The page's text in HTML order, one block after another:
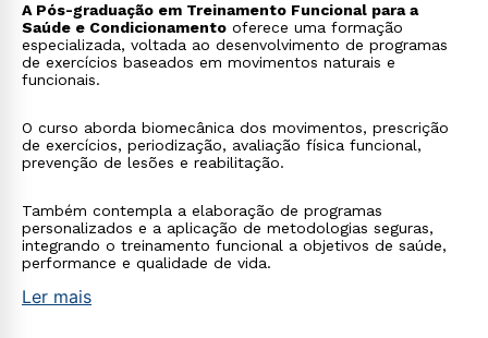
A Pós-graduação em Treinamento Funcional para a
Saúde e Condicionamento oferece uma formação
especializada, voltada ao desenvolvimento de programas
de exercícios baseados em movimentos naturais e
funcionais.
O curso aborda biomecânica dos movimentos, prescrição
de exercícios, periodização, avaliação física funcional,
prevenção de lesões e reabilitação.
Também contempla a elaboração de programas
personalizados e a aplicação de metodologias seguras,
integrando o treinamento funcional a objetivos de saúde,
performance e qualidade de vida.
Ler mais